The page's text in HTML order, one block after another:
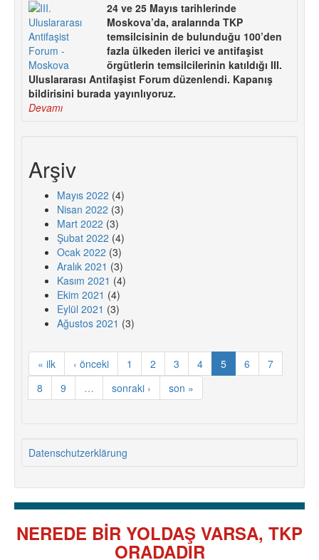
24 ve 25 Mayıs tarihlerinde
Moskova’da, aralarında TKP
temsilcisinin de bulunduğu 100’den
fazla ülkeden ilerici ve antifaşist
örgütlerin temsilcilerinin katıldığı III.
Uluslararası Antifaşist Forum düzenlendi. Kapanış
bildirisini burada yayınlıyoruz.
Devamı
Arşiv
Mayıs 2022 (4)
Nisan 2022 (3)
Mart 2022 (3)
Şubat 2022 (4)
Ocak 2022 (3)
Aralık 2021 (3)
Kasım 2021 (4)
Ekim 2021 (4)
Eylül 2021 (3)
Ağustos 2021 (3)
« ilk ‹ önceki 1 2 3 4 5 6
7
8
9 … sonraki › son »
Datenschutzerklärung
NEREDE BİR YOLDAŞ VARSA, TKP
ORADADIR